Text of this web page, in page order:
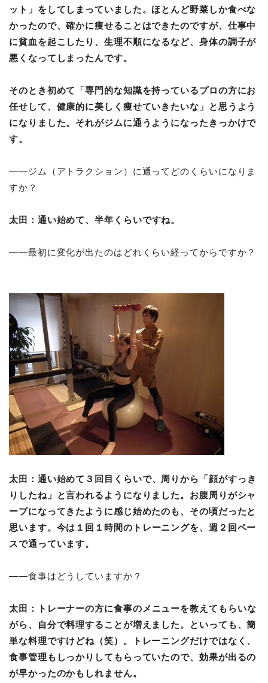
ット」をしてしまっていました。ほとんど野菜しか食べな
かったので、確かに痩せることはできたのですが、仕事中
に貧血を起こしたり、生理不順になるなど、身体の調子が
悪くなってしまったんです。
そのとき初めて「専門的な知識を持っているプロの方にお
任せして、健康的に美しく痩せていきたいな」と思うよう
になりました。それがジムに通うようになったきっかけで
す。
――ジム（アトラクション）に通ってどのくらいになりま
すか？
太田： 通い始めて、半年くらいですね。
――最初に変化が出たのはどれくらい経ってからですか？
太田： 通い始めて３回目くらいで、周りから「顔がすっき
りしたね」と言われるようになりました。お腹周りがシャ
ープになってきたように感じ始めたのも、その頃だったと
思います。 今は１回１時間のトレーニングを、週２回ペー
スで通っています。
――食事はどうしていますか？
太田：
トレーナーの方に食事のメニューを教えてもらいな
がら、自分で料理することが増えました。といっても、簡
単な料理ですけどね（笑）。トレーニングだけではなく、
食事管理もしっかりしてもらっていたので、効果が出るの
が早かったのかもしれません。